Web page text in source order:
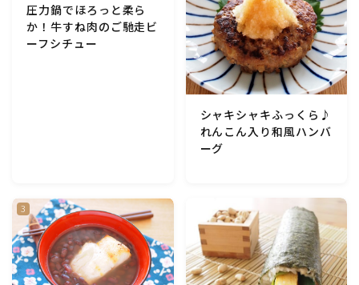
根菜料理（にんじん・ごぼう・かぶ・大根・れんこん・
ビーツ)
芋類(じゃが芋・さつま芋・里芋・山芋)
もやし・豆苗・たけのこ・せり・ふき・その他山菜料理
洋菓子 (冷菓)
洋菓子 (その他)
圧力鍋でほろっと柔ら
か！牛すね肉のご馳走ビ
ーフシチュー
シャキシャキふっくら♪
れんこん入り和風ハンバ
ーグ